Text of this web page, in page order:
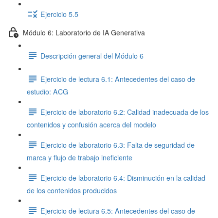
Ejercicio 5.5
Módulo 6: Laboratorio de IA Generativa
Descripción general del Módulo 6
Ejercicio de lectura 6.1: Antecedentes del caso de
estudio: ACG
Ejercicio de laboratorio 6.2: Calidad inadecuada de los
contenidos y confusión acerca del modelo
Ejercicio de laboratorio 6.3: Falta de seguridad de
marca y flujo de trabajo ineficiente
Ejercicio de laboratorio 6.4: Disminución en la calidad
de los contenidos producidos
Ejercicio de lectura 6.5: Antecedentes del caso de